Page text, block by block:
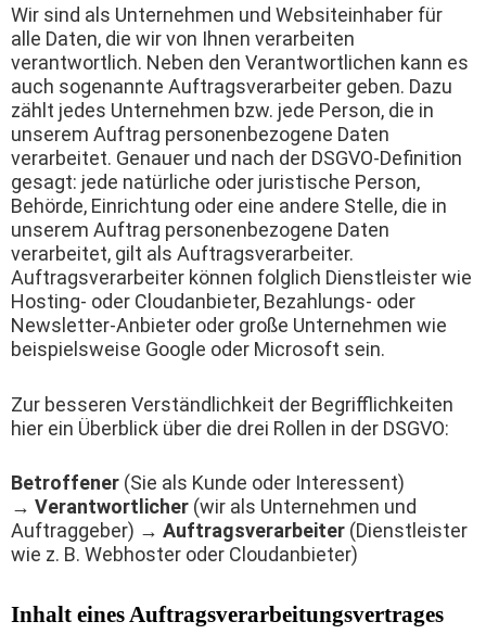
Wir sind als Unternehmen und Websiteinhaber für
alle Daten, die wir von Ihnen verarbeiten
verantwortlich. Neben den Verantwortlichen kann es
auch sogenannte Auftragsverarbeiter geben. Dazu
zählt jedes Unternehmen bzw. jede Person, die in
unserem Auftrag personenbezogene Daten
verarbeitet. Genauer und nach der DSGVO-Definition
gesagt: jede natürliche oder juristische Person,
Behörde, Einrichtung oder eine andere Stelle, die in
unserem Auftrag personenbezogene Daten
verarbeitet, gilt als Auftragsverarbeiter.
Auftragsverarbeiter können folglich Dienstleister wie
Hosting- oder Cloudanbieter, Bezahlungs- oder
Newsletter-Anbieter oder große Unternehmen wie
beispielsweise Google oder Microsoft sein.
Zur besseren Verständlichkeit der Begrifflichkeiten
hier ein Überblick über die drei Rollen in der DSGVO:
Betroffener (Sie als Kunde oder Interessent)
→ Verantwortlicher (wir als Unternehmen und
Auftraggeber) → Auftragsverarbeiter (Dienstleister
wie z. B. Webhoster oder Cloudanbieter)
Inhalt eines Auftragsverarbeitungsvertrages